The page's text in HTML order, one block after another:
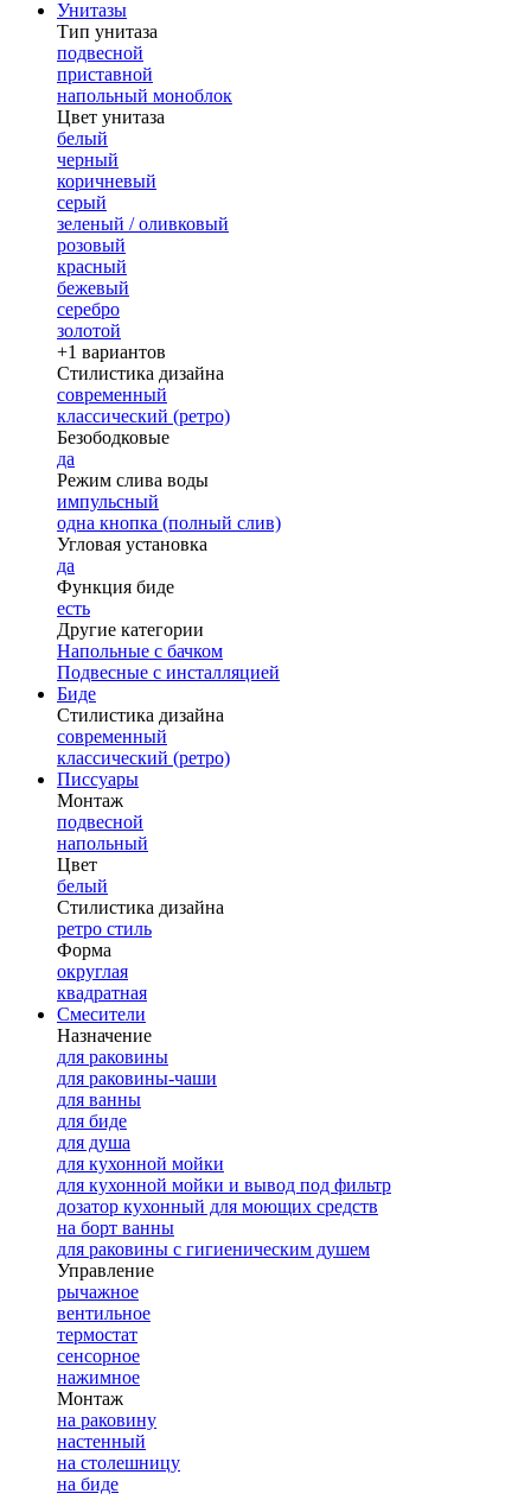
Унитазы
Тип унитаза
подвесной
приставной
напольный моноблок
Цвет унитаза
белый
черный
коричневый
серый
зеленый / оливковый
розовый
красный
бежевый
серебро
золотой
+1 вариантов
Стилистика дизайна
современный
классический (ретро)
Безободковые
да
Режим слива воды
импульсный
одна кнопка (полный слив)
Угловая установка
да
Функция биде
есть
Другие категории
Напольные с бачком
Подвесные с инсталляцией
Биде
Стилистика дизайна
современный
классический (ретро)
Писсуары
Монтаж
подвесной
напольный
Цвет
белый
Стилистика дизайна
ретро стиль
Форма
округлая
квадратная
Смесители
Назначение
для раковины
для раковины-чаши
для ванны
для биде
для душа
для кухонной мойки
для кухонной мойки и вывод под фильтр
дозатор кухонный для моющих средств
на борт ванны
для раковины с гигиеническим душем
Управление
рычажное
вентильное
термостат
сенсорное
нажимное
Монтаж
на раковину
настенный
на столешницу
на биде